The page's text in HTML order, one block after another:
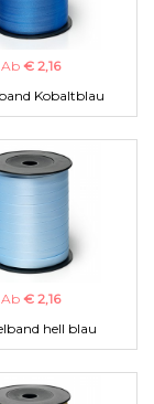
Ab € 2,16
Kobaltblau
Ab € 2,16
hell blau